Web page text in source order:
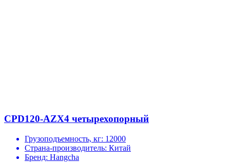
CPD120-AZX4 четырехопорный
Грузоподъемность, кг: 12000
Страна-производитель: Китай
Бренд: Hangcha